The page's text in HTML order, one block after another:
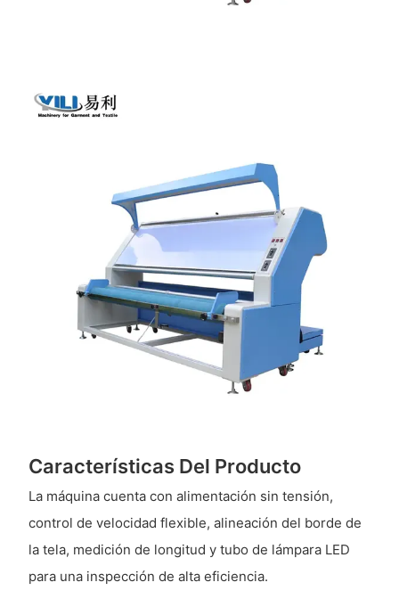
Características Del Producto
La máquina cuenta con alimentación sin tensión,
control de velocidad flexible, alineación del borde de
la tela, medición de longitud y tubo de lámpara LED
para una inspección de alta eficiencia.